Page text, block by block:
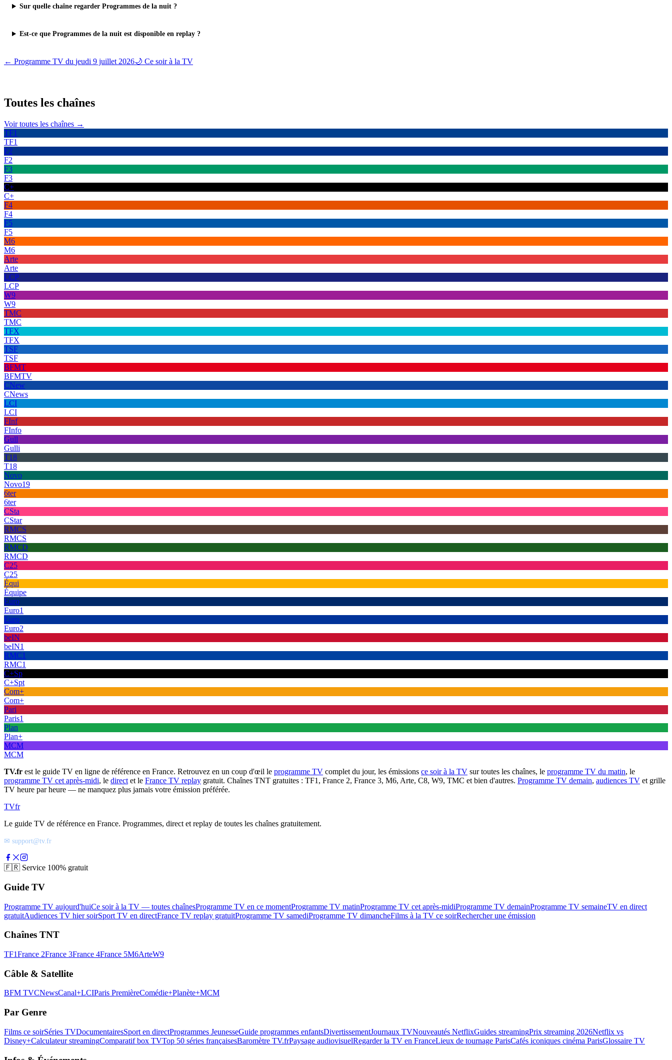
Sur quelle chaîne regarder Programmes de la nuit ?
Est-ce que Programmes de la nuit est disponible en replay ?
← Programme TV du jeudi 9 juillet 2026🌙 Ce soir à la TV
Toutes les chaînes
Voir toutes les chaînes →
TF1
TF1
F2
F2
F3
F3
C+
C+
F4
F4
F5
F5
M6
M6
Arte
Arte
LCP
LCP
W9
W9
TMC
TMC
TFX
TFX
TSF
TSF
BFMT
BFMTV
CNew
CNews
LCI
LCI
FInf
FInfo
Gull
Gulli
T18
T18
Novo
Novo19
6ter
6ter
CSta
CStar
RMCS
RMCS
RMCD
RMCD
C25
C25
Équi
Équipe
Euro
Euro1
Euro
Euro2
beIN
beIN1
RMC1
RMC1
C+Sp
C+Spt
Com+
Com+
Pari
Paris1
Plan
Plan+
MCM
MCM
TV.fr est le guide TV en ligne de référence en France. Retrouvez en un coup d'œil le programme TV complet du jour, les émissions ce soir à la TV sur toutes les chaînes, le programme TV du matin, le
programme TV cet après-midi, le direct et le France TV replay gratuit. Chaînes TNT gratuites : TF1, France 2, France 3, M6, Arte, C8, W9, TMC et bien d'autres. Programme TV demain, audiences TV et grille
TV heure par heure — ne manquez plus jamais votre émission préférée.
TVfr
Le guide TV de référence en France. Programmes, direct et replay de toutes les chaînes gratuitement.
✉ support@tv.fr
🇫🇷 Service 100% gratuit
Guide TV
Programme TV aujourd'huiCe soir à la TV — toutes chaînesProgramme TV en ce momentProgramme TV matinProgramme TV cet après-midiProgramme TV demainProgramme TV semaineTV en direct
gratuitAudiences TV hier soirSport TV en directFrance TV replay gratuitProgramme TV samediProgramme TV dimancheFilms à la TV ce soirRechercher une émission
Chaînes TNT
TF1France 2France 3France 4France 5M6ArteW9
Câble & Satellite
BFM TVCNewsCanal+LCIParis PremièreComédie+Planète+MCM
Par Genre
Films ce soirSéries TVDocumentairesSport en directProgrammes JeunesseGuide programmes enfantsDivertissementJournaux TVNouveautés NetflixGuides streamingPrix streaming 2026Netflix vs
Disney+Calculateur streamingComparatif box TVTop 50 séries françaisesBaromètre TV.frPaysage audiovisuelRegarder la TV en FranceLieux de tournage ParisCafés iconiques cinéma ParisGlossaire TV